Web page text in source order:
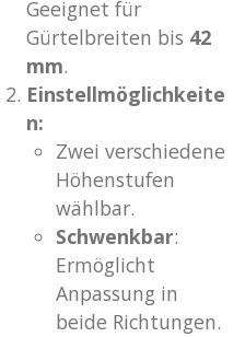
Geeignet für
Gürtelbreiten bis 42
mm.
Einstellmöglichkeite
n:
Zwei verschiedene
Höhenstufen
wählbar.
Schwenkbar:
Ermöglicht
Anpassung in
beide Richtungen.